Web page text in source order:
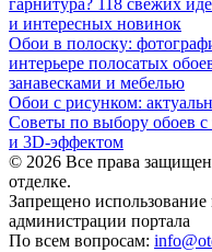
гарнитура? 118 свежих
и интересных новинок
Обои в полоску:
интерьере полосатых
занавесками и мебелью
Обои с рисунком:
Советы по выбору обоев
и 3D-эффектом
© 2026 Все права
отделке.
Запрещено использование
администрации портала
По всем вопросам: